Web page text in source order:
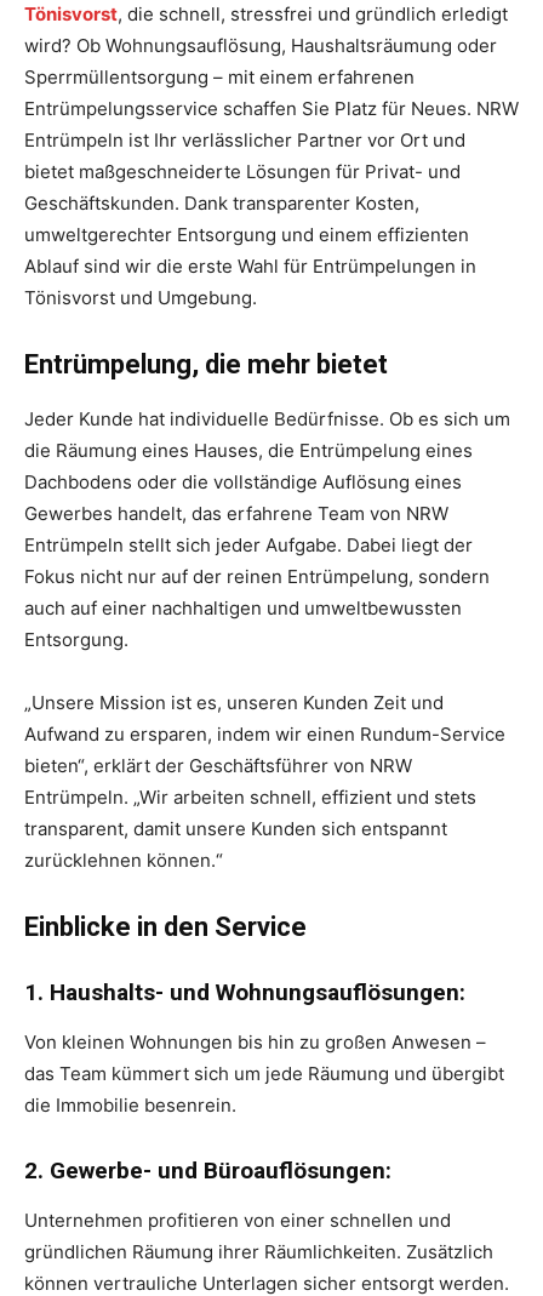
Tönisvorst, die schnell, stressfrei und gründlich erledigt
wird? Ob Wohnungsauflösung, Haushaltsräumung oder
Sperrmüllentsorgung – mit einem erfahrenen
Entrümpelungsservice schaffen Sie Platz für Neues. NRW
Entrümpeln ist Ihr verlässlicher Partner vor Ort und
bietet maßgeschneiderte Lösungen für Privat- und
Geschäftskunden. Dank transparenter Kosten,
umweltgerechter Entsorgung und einem effizienten
Ablauf sind wir die erste Wahl für Entrümpelungen in
Tönisvorst und Umgebung.
Entrümpelung, die mehr bietet
Jeder Kunde hat individuelle Bedürfnisse. Ob es sich um
die Räumung eines Hauses, die Entrümpelung eines
Dachbodens oder die vollständige Auflösung eines
Gewerbes handelt, das erfahrene Team von NRW
Entrümpeln stellt sich jeder Aufgabe. Dabei liegt der
Fokus nicht nur auf der reinen Entrümpelung, sondern
auch auf einer nachhaltigen und umweltbewussten
Entsorgung.
„Unsere Mission ist es, unseren Kunden Zeit und
Aufwand zu ersparen, indem wir einen Rundum-Service
bieten“, erklärt der Geschäftsführer von NRW
Entrümpeln. „Wir arbeiten schnell, effizient und stets
transparent, damit unsere Kunden sich entspannt
zurücklehnen können.“
Einblicke in den Service
1. Haushalts- und Wohnungsauflösungen:
Von kleinen Wohnungen bis hin zu großen Anwesen –
das Team kümmert sich um jede Räumung und übergibt
die Immobilie besenrein.
2. Gewerbe- und Büroauflösungen:
Unternehmen profitieren von einer schnellen und
gründlichen Räumung ihrer Räumlichkeiten. Zusätzlich
können vertrauliche Unterlagen sicher entsorgt werden.